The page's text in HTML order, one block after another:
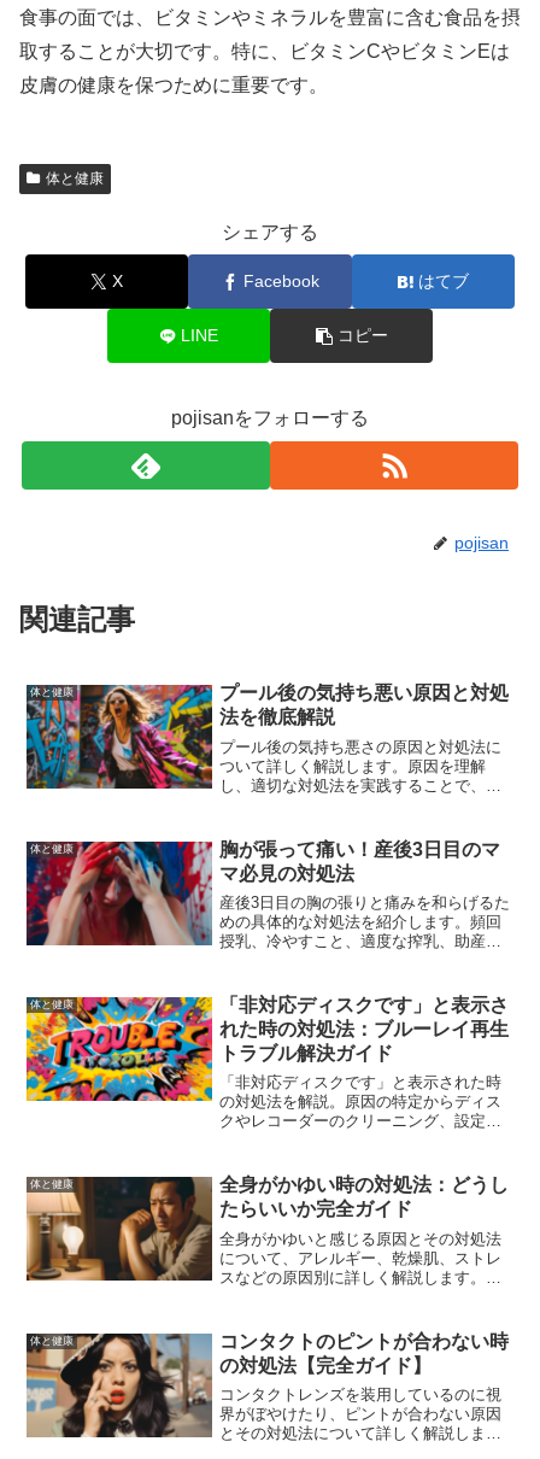
食事の面では、ビタミンやミネラルを豊富に含む食品を摂
取することが大切です。特に、ビタミンCやビタミンEは
皮膚の健康を保つために重要です。
体と健康
シェアする
X Facebook はてブ
LINE コピー
pojisanをフォローする
pojisan
関連記事
体と健康
プール後の気持ち悪い原因と対処
法を徹底解説
プール後の気持ち悪さの原因と対処法に
ついて詳しく解説します。原因を理解
し、適切な対処法を実践することで、次
体と健康
胸が張って痛い！産後3日目のマ
マ必見の対処法
産後3日目の胸の張りと痛みを和らげるた
めの具体的な対処法を紹介します。頻回
授乳、冷やすこと、適度な搾乳、助産師
分の体と向き合いながら対処していくこ
とが大切です。
体と健康
「非対応ディスクです」と表示さ
れた時の対処法：ブルーレイ再生
トラブル解決ガイド
「非対応ディスクです」と表示された時
の対処法を解説。原因の特定からディス
クやレコーダーのクリーニング、設定確
介。
体と健康
全身がかゆい時の対処法：どうし
たらいいか完全ガイド
全身がかゆいと感じる原因とその対処法
について、アレルギー、乾燥肌、ストレ
スなどの原因別に詳しく解説します。季
体と健康
コンタクトのピントが合わない時
の対処法【完全ガイド】
コンタクトレンズを装用しているのに視
界がぼやけたり、ピントが合わない原因
とその対処法について詳しく解説しま